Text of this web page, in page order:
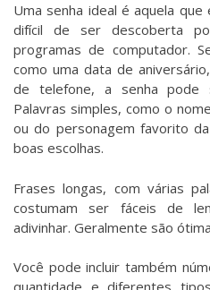
Uma senha ideal é aquela
difícil de ser descoberta
programas de computador.
como uma data de
de telefone, a senha pode
Palavras simples, como o
ou do personagem favorito
boas escolhas.
Frases longas, com várias
costumam ser fáceis de
adivinhar. Geralmente são
Você pode incluir também